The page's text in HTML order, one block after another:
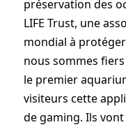
préservation des
LIFE Trust, une
mondial à
nous sommes
le premier
visiteurs cette
de gaming. Ils vont